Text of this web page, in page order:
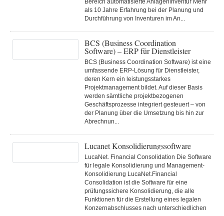
Bereich automatisierte Anlageninventur Mehr
als 10 Jahre Erfahrung bei der Planung und
Durchführung von Inventuren im An...
BCS (Business Coordination
Software) – ERP für Dienstleister
BCS (Business Coordination Software) ist eine
umfassende ERP-Lösung für Dienstleister,
deren Kern ein leistungsstarkes
Projektmanagement bildet. Auf dieser Basis
werden sämtliche projektbezogenen
Geschäftsprozesse integriert gesteuert – von
der Planung über die Umsetzung bis hin zur
Abrechnun...
Lucanet Konsolidierungssoftware
LucaNet. Financial Consolidation Die Software
für legale Konsolidierung und Management-
Konsolidierung LucaNet.Financial
Consolidation ist die Software für eine
prüfungssichere Konsolidierung, die alle
Funktionen für die Erstellung eines legalen
Konzernabschlusses nach unterschiedlichen